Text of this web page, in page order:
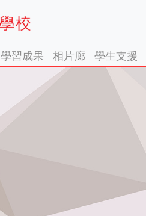
學習成果 相片廊 學生支援